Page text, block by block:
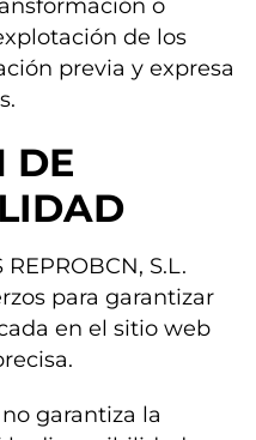
o
de los
previa y expresa
DE
REPROBCN, S.L.
para garantizar
en el sitio web
garantiza la